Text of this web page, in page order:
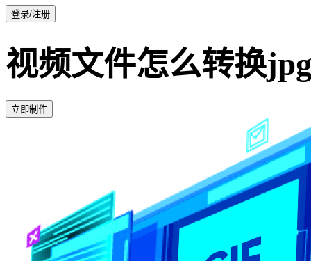
登录/注册
视频文件怎么转换
立即制作